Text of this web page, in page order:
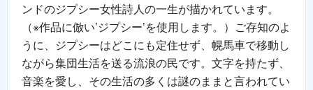
ンドのジプシー女性詩人の一生が描かれています。
（※作品に倣い’ジプシー’を使用します。）ご存知のよ
うに、ジプシーはどこにも定住せず、幌馬車で移動し
ながら集団生活を送る流浪の民です。文字を持たず、
音楽を愛し、その生活の多くは謎のままと言われてい